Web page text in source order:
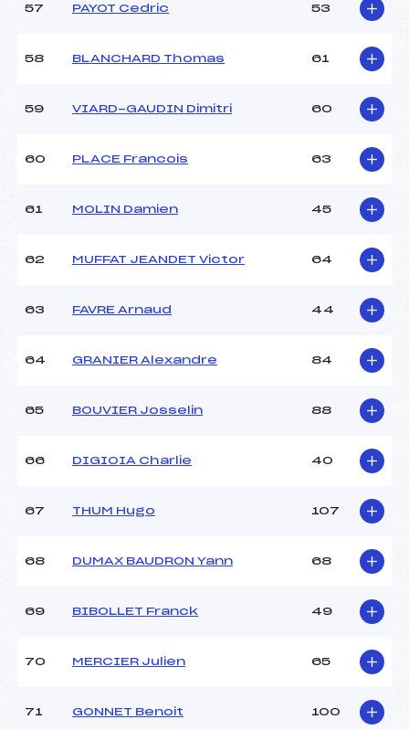
57 PAYOT Cedric 53
58 BLANCHARD Thomas 61
59 VIARD-GAUDIN Dimitri 60
60 PLACE Francois 63
61 MOLIN Damien 45
62 MUFFAT JEANDET Victor 64
63 FAVRE Arnaud 44
64 GRANIER Alexandre 84
65 BOUVIER Josselin 88
66 DIGIOIA Charlie 40
67 THUM Hugo 107
68 DUMAX BAUDRON Yann 68
69 BIBOLLET Franck 49
70 MERCIER Julien 65
71 GONNET Benoit 100